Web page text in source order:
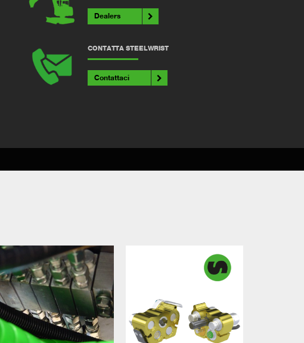
Dealers
CONTATTA STEELWRIST
Contattaci